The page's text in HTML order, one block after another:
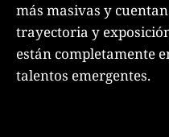
más masivas y
trayectoria y
están completamente
talentos emergentes.